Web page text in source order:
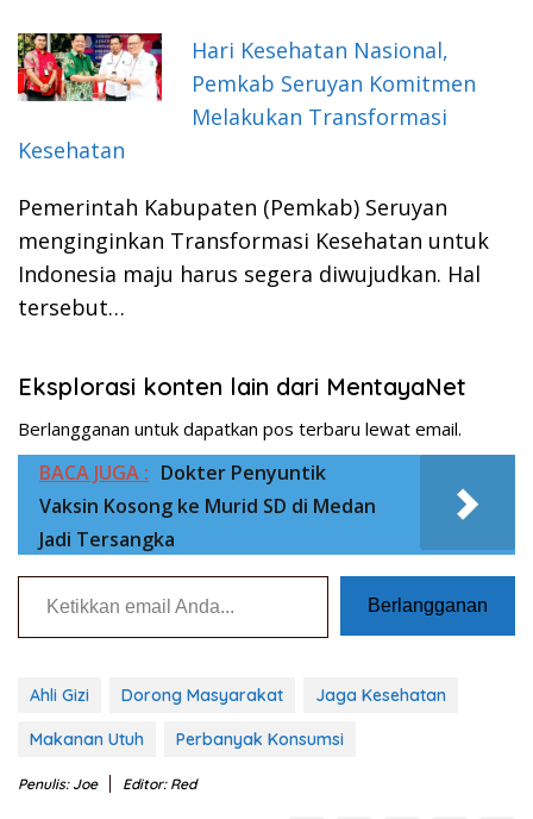
Hari Kesehatan Nasional,
Pemkab Seruyan Komitmen
Melakukan Transformasi
Kesehatan
Pemerintah Kabupaten (Pemkab) Seruyan
menginginkan Transformasi Kesehatan untuk
Indonesia maju harus segera diwujudkan. Hal
tersebut…
Eksplorasi konten lain dari MentayaNet
Berlangganan untuk dapatkan pos terbaru lewat email.
BACA JUGA : Dokter Penyuntik
Vaksin Kosong ke Murid SD di Medan
Jadi Tersangka
Ketikkan email Anda...
Berlangganan
Ahli Gizi Dorong Masyarakat Jaga Kesehatan
Makanan Utuh Perbanyak Konsumsi
Penulis: Joe Editor: Red